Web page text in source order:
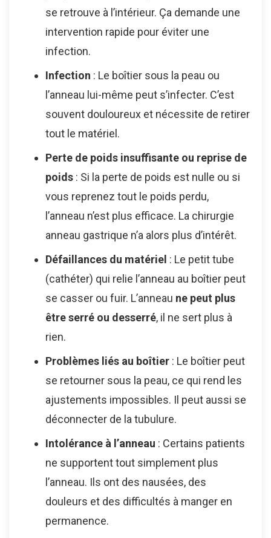
se retrouve à l’intérieur. Ça demande une
intervention rapide pour éviter une
infection.
Infection : Le boîtier sous la peau ou
l’anneau lui-même peut s’infecter. C’est
souvent douloureux et nécessite de retirer
tout le matériel.
Perte de poids insuffisante ou reprise de
poids : Si la perte de poids est nulle ou si
vous reprenez tout le poids perdu,
l’anneau n’est plus efficace. La chirurgie
anneau gastrique n’a alors plus d’intérêt.
Défaillances du matériel : Le petit tube
(cathéter) qui relie l’anneau au boîtier peut
se casser ou fuir. L’anneau ne peut plus
être serré ou desserré, il ne sert plus à
rien.
Problèmes liés au boîtier : Le boîtier peut
se retourner sous la peau, ce qui rend les
ajustements impossibles. Il peut aussi se
déconnecter de la tubulure.
Intolérance à l’anneau : Certains patients
ne supportent tout simplement plus
l’anneau. Ils ont des nausées, des
douleurs et des difficultés à manger en
permanence.